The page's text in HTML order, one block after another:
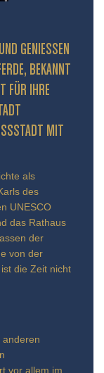
GENIESSEN S
BEKANNT D
IHRE PR
MIT HIS
als
des
UNESCO
das Rathaus
der
von der
die Zeit nicht
anderen
vor allem im